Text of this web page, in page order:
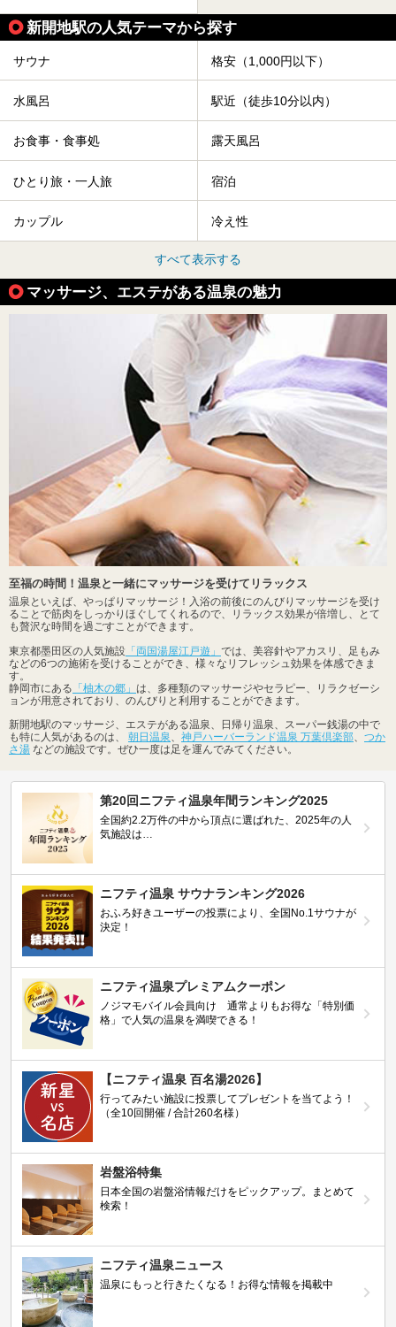
新開地駅の人気テーマから探す
サウナ 格安（1,000円以下）
水風呂 駅近（徒歩10分以内）
お食事・食事処 露天風呂
ひとり旅・一人旅 宿泊
カップル 冷え性
すべて表示する
マッサージ、エステがある温泉の魅力
至福の時間！温泉と一緒にマッサージを受けてリラックス
温泉といえば、やっぱりマッサージ！入浴の前後にのんびりマッサージを受け
ることで筋肉をしっかりほぐしてくれるので、リラックス効果が倍増し、とて
も贅沢な時間を過ごすことができます。
東京都墨田区の人気施設 「両国湯屋江戸遊」 では、美容針やアカスリ、足もみ
などの6つの施術を受けることができ、様々なリフレッシュ効果を体感できま
す。
静岡市にある 「柚木の郷」 は、多種類のマッサージやセラピー、リラクゼーシ
ョンが用意されており、のんびりと利用することができます。
新開地駅のマッサージ、エステがある温泉、日帰り温泉、スーパー銭湯の中で
も特に人気があるのは、 朝日温泉 神戸ハーバーランド温泉 万葉倶楽部
つか
さ湯 などの施設です。ぜひ一度は足を運んでみてください。
第20回ニフティ温泉年間ランキング2025
全国約2.2万件の中から頂点に選ばれた、2025年の人
気施設は…
ニフティ温泉 サウナランキング2026
おふろ好きユーザーの投票により、全国No.1サウナが
決定！
ニフティ温泉プレミアムクーポン
ノジマモバイル会員向け 通常よりもお得な「特別価
格」で人気の温泉を満喫できる！
【ニフティ温泉 百名湯2026】
行ってみたい施設に投票してプレゼントを当てよう！
（全10回開催 / 合計260名様）
岩盤浴特集
日本全国の岩盤浴情報だけをピックアップ。まとめて
検索！
ニフティ温泉ニュース
温泉にもっと行きたくなる！お得な情報を掲載中